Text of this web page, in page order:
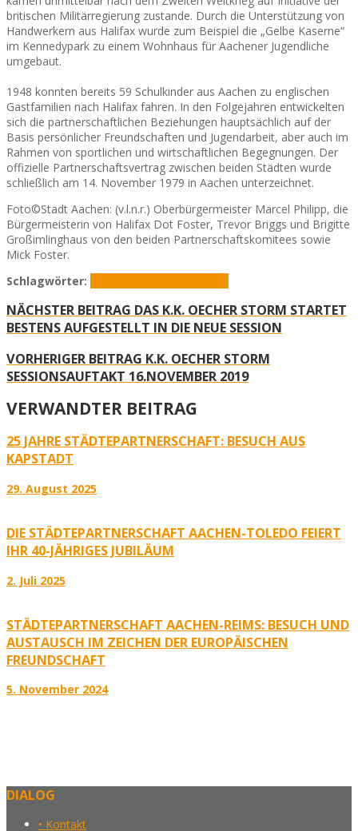
britischen Militärregierung zustande. Durch die Unterstützung von
Handwerkern aus Halifax wurde zum Beispiel die „Gelbe Kaserne“
im Kennedypark zu einem Wohnhaus für Aachener Jugendliche
umgebaut.
1948 konnten bereits 59 Schulkinder aus Aachen zu englischen
Gastfamilien nach Halifax fahren. In den Folgejahren entwickelten
sich die partnerschaftlichen Beziehungen hauptsächlich auf der
Basis persönlicher Freundschaften und Jugendarbeit, aber auch im
Rahmen von sportlichen und wirtschaftlichen Begegnungen. Der
offizielle Partnerschaftsvertrag zwischen beiden Städten wurde
schließlich am 14. November 1979 in Aachen unterzeichnet.
Foto©Stadt Aachen: (v.l.n.r.) Oberbürgermeister Marcel Philipp, die
Bürgermeisterin von Halifax Dot Foster, Trevor Briggs und Brigitte
Großimlinghaus von den beiden Partnerschaftskomitees sowie
Mick Foster.
Schlagwörter:
NÄCHSTER BEITRAG DAS K.K. OECHER STORM STARTET
BESTENS AUFGESTELLT IN DIE NEUE SESSION
VORHERIGER BEITRAG K.K. OECHER STORM
SESSIONSAUFTAKT 16.NOVEMBER 2019
VERWANDTER BEITRAG
25 JAHRE STÄDTEPARTNERSCHAFT: BESUCH AUS
KAPSTADT
29. August 2025
DIE STÄDTEPARTNERSCHAFT AACHEN-TOLEDO FEIERT
IHR 40-JÄHRIGES JUBILÄUM
2. Juli 2025
STÄDTEPARTNERSCHAFT AACHEN-REIMS: BESUCH UND
AUSTAUSCH IM ZEICHEN DER EUROPÄISCHEN
FREUNDSCHAFT
5. November 2024
DIALOG
• Kontakt